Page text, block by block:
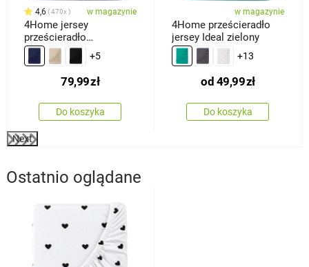
4,6 470x w magazynie
4Home jersey
prześcieradło
ciemnoniebieski, 180 x
200 cm
+5
79,99zł
Do koszyka
w magazynie
4Home prześcieradło
jersey Ideal zielony
+13
od 49,99zł
Do koszyka
Next
Ostatnio oglądane